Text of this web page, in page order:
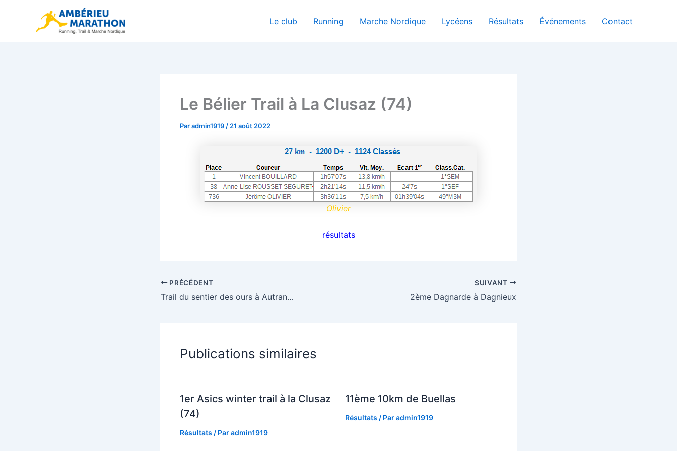
Le club Running Marche Nordique Lycéens Résultats Événements Contact
Le Bélier Trail à La Clusaz (74)
Paradmin1919 / 21 août 2022
Olivier
résultats
PRÉCÉDENT
Trail du sentier des ours à Autrans (38)
SUIVANT
2ème Dagnarde à Dagnieux
Publications similaires
1er Asics winter trail à la Clusaz
(74)
Résultats / Paradmin1919
11ème 10km de Buellas
Résultats / Paradmin1919